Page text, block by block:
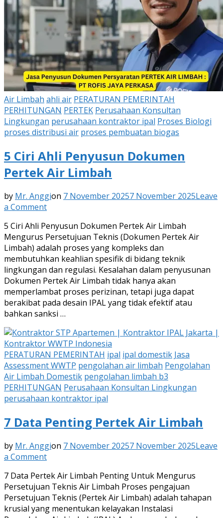
Air Limbah ahli air PERATURAN PEMERINTAH
PERHITUNGAN PERTEK Perusahaan Konsultan
Lingkungan perusahaan kontraktor ipal Proses Biologi
proses distribusi air proses pembuatan biogas
5 Ciri Ahli Penyusun Dokumen
Pertek Air Limbah
by Mr. Anggion 7 November 20257 November 2025Leave
a Commenton
Ciri
Ahli
Penyusun
Dokumen
Pertek
Air
Limbah
5 Ciri Ahli Penyusun Dokumen Pertek Air Limbah
Mengurus Persetujuan Teknis (Dokumen Pertek Air
Limbah) adalah proses yang kompleks dan
membutuhkan keahlian spesifik di bidang teknik
lingkungan dan regulasi. Kesalahan dalam penyusunan
Dokumen Pertek Air Limbah tidak hanya akan
memperlambat proses perizinan, tetapi juga dapat
berakibat pada desain IPAL yang tidak efektif atau
bahkan sanksi …
PERATURAN PEMERINTAH ipal ipal domestik Jasa
Assessment WWTP pengolahan air limbah Pengolahan
Air Limbah Domestik pengolahan limbah b3
PERHITUNGAN Perusahaan Konsultan Lingkungan
perusahaan kontraktor ipal
7 Data Penting Pertek Air Limbah
by Mr. Anggion 7 November 20257 November 2025Leave
a Commenton
Data
Penting
Pertek
Air
7 Data Pertek Air Limbah Penting Untuk Mengurus
Persetujuan Teknis Air Limbah Proses pengajuan
Persetujuan Teknis (Pertek Air Limbah) adalah tahapan
krusial yang menentukan kelayakan Instalasi